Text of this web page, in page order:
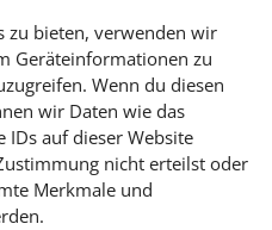
zu bieten, verwenden wir
Geräteinformationen zu
Wenn du diesen
wir Daten wie das
auf dieser Website
nicht erteilst oder
Merkmale und